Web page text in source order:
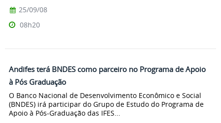
25/09/08
08h20
Andifes terá BNDES como parceiro no Programa de Apoio
à Pós Graduação
O Banco Nacional de Desenvolvimento Econômico e Social
(BNDES) irá participar do Grupo de Estudo do Programa de
Apoio à Pós-Graduação das IFES...